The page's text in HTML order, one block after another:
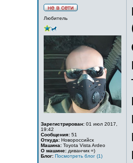
Любитель
Зарегистрирован: 01 июл 2017,
19:42
Сообщения: 51
Откуда: Новороссийск
Машина: Toyota Vista Ardeo
О машине: диванчик =)
Блог: Посмотреть блог (1)